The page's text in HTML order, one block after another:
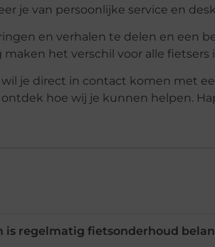
je van persoonlijke service en
en verhalen te delen en een
het verschil voor alle fietsers
je direct in contact komen met
hoe wij je kunnen helpen.
is regelmatig fietsonderhoud